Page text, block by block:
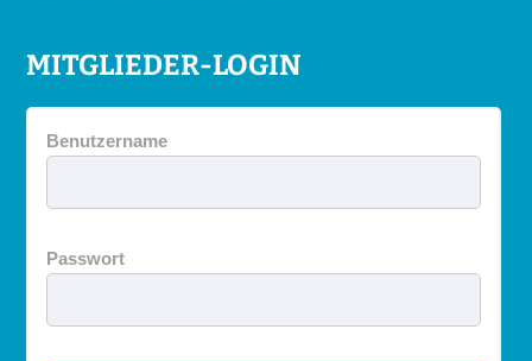
MITGLIEDER-LOGIN
Benutzername
Passwort